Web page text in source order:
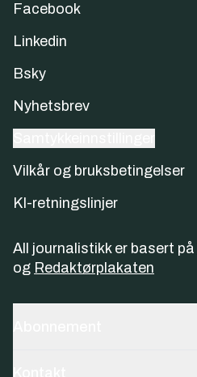
Facebook
Linkedin
Bsky
Nyhetsbrev
Vilkår og bruksbetingelser
KI-retningslinjer
All journalistikk er basert på
og Redaktørplakaten